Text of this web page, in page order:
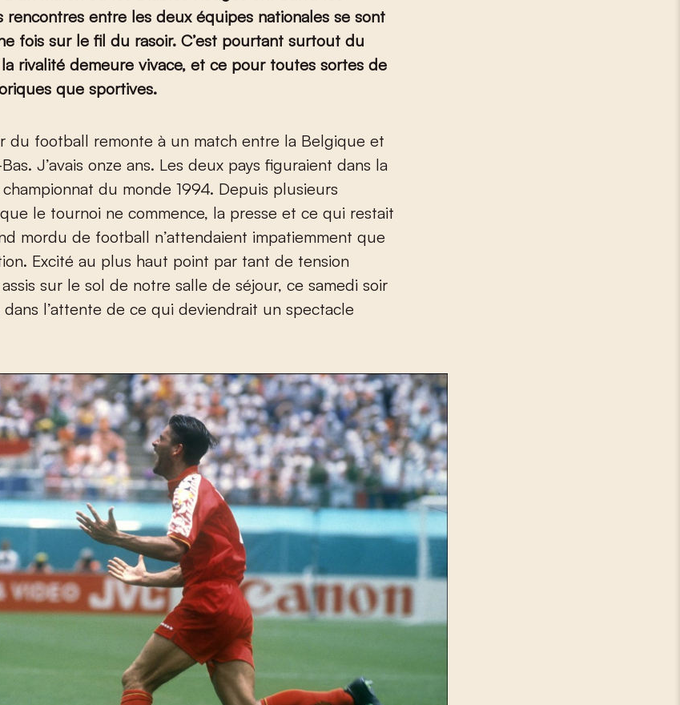
rencontres entre les deux équipes nationales se sont
fois sur le fil du rasoir. C’est pourtant surtout du
rivalité demeure vivace, et ce pour toutes sortes de
que sportives.
J’avais onze ans. Les deux pays figuraient dans la
du monde 1994. Depuis plusieurs
le tournoi ne commence, la presse et ce qui restait
mordu de football n’attendaient impatiemment que
Excité au plus haut point par tant de tension
assis sur le sol de notre salle de séjour, ce samedi soir
l’attente de ce qui deviendrait un spectacle